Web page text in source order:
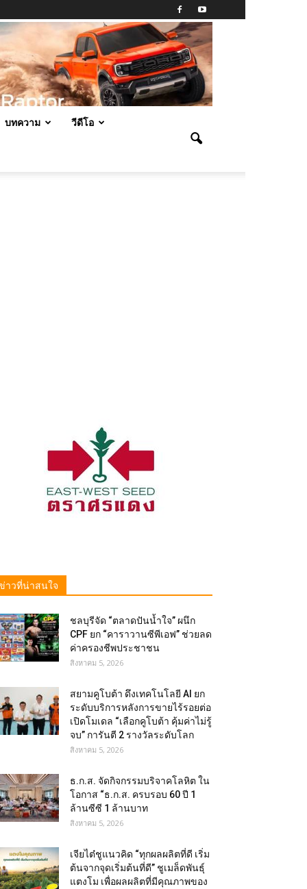
บทความ วีดีโอ
าวที่น่าสนใจ
ชลบุรีจัด “ตลาดปันน้ำใจ” ผนึก
CPF ยก “คาราวานซีพีเอฟ” ช่วยลด
ค่าครองชีพประชาชน
สิงหาคม 5, 2026
สยามคูโบต้า ดึงเทคโนโลยี AI ยก
ระดับบริการหลังการขายไร้รอยต่อ
เปิดโมเดล “เลือกคูโบต้า คุ้มค่าไม่รู้
จบ” การันตี 2 รางวัลระดับโลก
สิงหาคม 5, 2026
ธ.ก.ส. จัดกิจกรรมบริจาคโลหิต ใน
โอกาส “ธ.ก.ส. ครบรอบ 60 ปี 1
ล้านซีซี 1 ล้านบาท
สิงหาคม 5, 2026
เจียไต๋ชูแนวคิด “ทุกผลผลิตที่ดี เริ่ม
ต้นจากจุดเริ่มต้นที่ดี” ชูเมล็ดพันธุ์
แตงโม เพื่อผลผลิตที่มีคุณภาพของ